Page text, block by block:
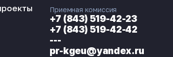
Приемная комиссия
+7 (843) 519-42-23
+7 (843) 519-42-42
---
pr-kgeu@yandex.ru